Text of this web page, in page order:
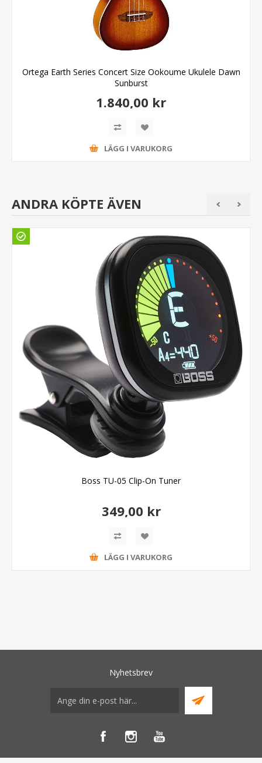
Ortega Earth Series Concert Size Ookoume Ukulele Dawn
Sunburst
1.840,00 kr
LÄGG I VARUKORG
ANDRA KÖPTE ÄVEN
Boss TU-05 Clip-On Tuner
349,00 kr
LÄGG I VARUKORG
Nyhetsbrev